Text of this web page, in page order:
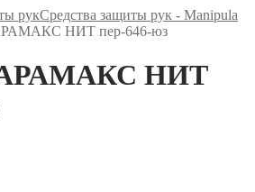
рукСредства защиты рук - Manipula
НИТ пер-646-юз
АРАМАКС НИТ